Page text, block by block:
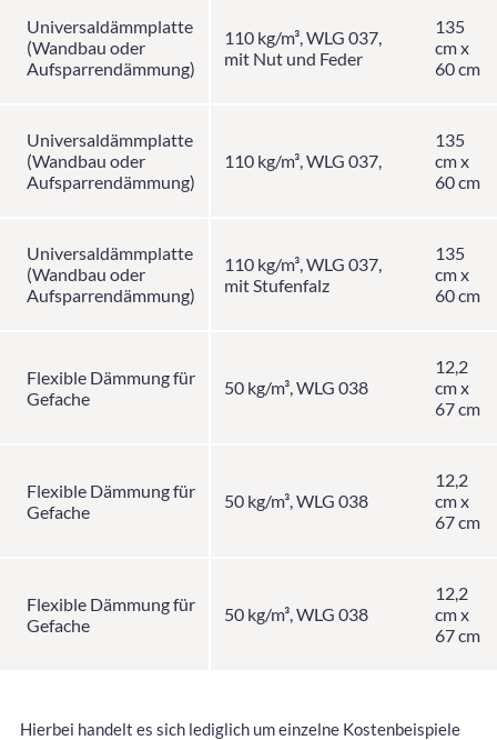
Universaldämmplatte
(Wandbau oder
Aufsparrendämmung)
110 kg/m³, WLG 037,
mit Nut und Feder
135
cm x
60 cm
Universaldämmplatte
(Wandbau oder
Aufsparrendämmung)
110 kg/m³, WLG 037,
135
cm x
60 cm
Universaldämmplatte
(Wandbau oder
Aufsparrendämmung)
110 kg/m³, WLG 037,
mit Stufenfalz
135
cm x
60 cm
Flexible Dämmung für
Gefache
50 kg/m³, WLG 038
12,2
cm x
67 cm
Flexible Dämmung für
Gefache
50 kg/m³, WLG 038
12,2
cm x
67 cm
Flexible Dämmung für
Gefache
50 kg/m³, WLG 038
12,2
cm x
67 cm
Hierbei handelt es sich lediglich um einzelne Kostenbeispiele